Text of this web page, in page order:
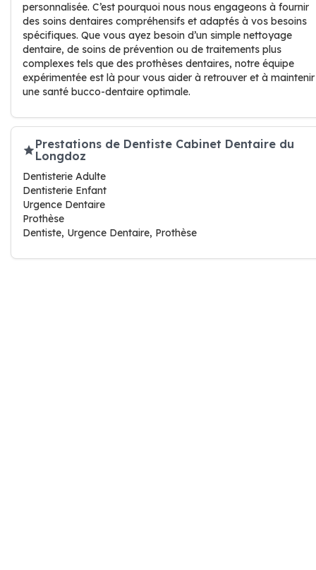
personnalisée. C’est pourquoi nous nous engageons à fournir
des soins dentaires compréhensifs et adaptés à vos besoins
spécifiques. Que vous ayez besoin d’un simple nettoyage
dentaire, de soins de prévention ou de traitements plus
complexes tels que des prothèses dentaires, notre équipe
expérimentée est là pour vous aider à retrouver et à maintenir
une santé bucco-dentaire optimale.
Prestations de Dentiste Cabinet Dentaire du
Longdoz
Dentisterie Adulte
Dentisterie Enfant
Urgence Dentaire
Prothèse
Dentiste, Urgence Dentaire, Prothèse